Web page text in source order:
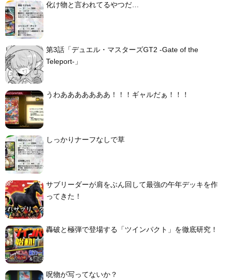
化け物と言われてるやつだ…
第3話「デュエル・マスターズGT2 -Gate of the
Teleport-」
うわあああああああ！！！ギャルだぁ！！！
しっかりナーフなしで草
サブリーダーが肩をぶん回して最強の午年デッキを作
ってきた！
轟破と極弾で登場する「ツインパクト」を徹底研究！
呪物が写ってないか？